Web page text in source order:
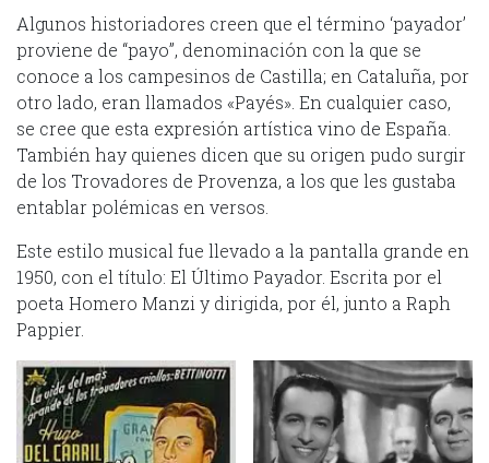
Algunos historiadores creen que el término ‘payador’
proviene de “payo”, denominación con la que se
conoce a los campesinos de Castilla; en Cataluña, por
otro lado, eran llamados «Payés». En cualquier caso,
se cree que esta expresión artística vino de España.
También hay quienes dicen que su origen pudo surgir
de los Trovadores de Provenza, a los que les gustaba
entablar polémicas en versos.
Este estilo musical fue llevado a la pantalla grande en
1950, con el título: El Último Payador. Escrita por el
poeta Homero Manzi y dirigida, por él, junto a Raph
Pappier.